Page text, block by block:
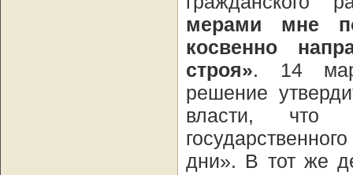
мерами мне
косвенно
строя». 14
решение
власти, что
дни». В тот же